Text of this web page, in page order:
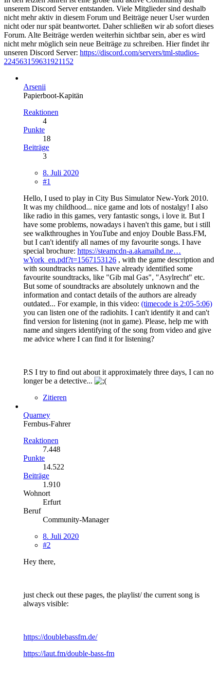
unserem Discord Server entstanden. Viele Mitglieder sind deshalb
nicht mehr aktiv in diesem Forum und Beiträge neuer User wurden
nicht oder nur spät beantwortet. Daher schließen wir ab sofort dieses
Forum. Alte Beiträge werden weiterhin sichtbar sein, aber es wird
nicht mehr möglich sein neue Beiträge zu schreiben. Hier findet ihr
unseren Discord Server: https://discord.com/servers/tml-studios-
224563159631921152
Arsenii
Papierboot-Kapitän
Reaktionen
4
Punkte
18
Beiträge
3
8. Juli 2020
#1
Hello, I used to play in City Bus Simulator New-York 2010.
It was my childhood... nice game and lots of nostalgy! I also
like radio in this games, very fantastic songs, i love it. But I
have some problems, nowadays i haven't this game, but i still
see walkthroughes in YouTube and enjoy Double Bass.FM,
but I can't identify all names of my favourite songs. I have
special brochure: https://steamcdn-a.akamaihd.ne…
wYork_en.pdf?t=1567153126 , with the game description and
with soundtracks names. I have already identified some
favourite soundtracks, like "Gib mal Gas", "Asylrecht" etc.
But some of soundtracks are absolutely unknown and the
information and contact details of the authors are already
outdated... For example, in this video: (timecode is 2:05-5:06)
you can listen one of the radiohits. I can't identify it and can't
find version for listening (not in game). Please, help me with
name and singers identifying of the song from video and give
me advice where I can find it for listening?
P.S I try to find out about it approximately three days, I can no
longer be a detective...
Zitieren
Quarney
Fernbus-Fahrer
Reaktionen
7.448
Punkte
14.522
Beiträge
1.910
Wohnort
Erfurt
Beruf
Community-Manager
8. Juli 2020
#2
Hey there,
just check out these pages, the playlist/ the current song is
always visible:
https://doublebassfm.de/
https://laut.fm/double-bass-fm